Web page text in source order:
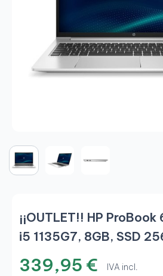
¡¡OUTLET!! HP
i5 1135G7, 8GB, SSD
339,95 € IVA incl.